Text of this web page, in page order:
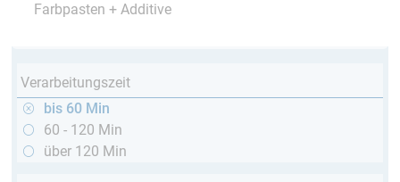
Farbpasten + Additive
Verarbeitungszeit
bis 60 Min
60 - 120 Min
über 120 Min